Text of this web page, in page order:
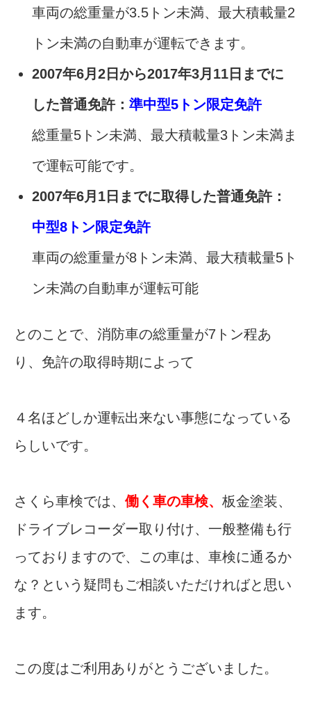
車両の総重量が3.5トン未満、最大積載量2
トン未満の自動車が運転できます。
2007年6月2日から2017年3月11日までに
した普通免許： 準中型5トン限定免許
総重量5トン未満、最大積載量3トン未満ま
で運転可能です。
2007年6月1日までに取得した普通免許：
中型8トン限定免許
車両の総重量が8トン未満、最大積載量5ト
ン未満の自動車が運転可能
とのことで、消防車の総重量が7トン程あ
り、免許の取得時期によって
４名ほどしか運転出来ない事態になっている
らしいです。
さくら車検では、 働く車の車検、 板金塗装、
ドライブレコーダー取り付け、一般整備も行
っておりますので、この車は、車検に通るか
な？という疑問もご相談いただければと思い
ます。
この度はご利用ありがとうございました。